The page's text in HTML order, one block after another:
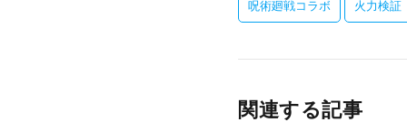
呪術廻戦コラボ 火力検証
関連する記事